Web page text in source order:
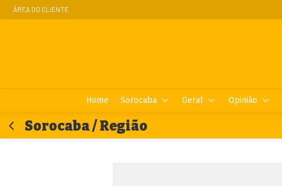
ÁREA DO CLIENTE
Home Sorocaba Geral Opinião
Sorocaba / Região